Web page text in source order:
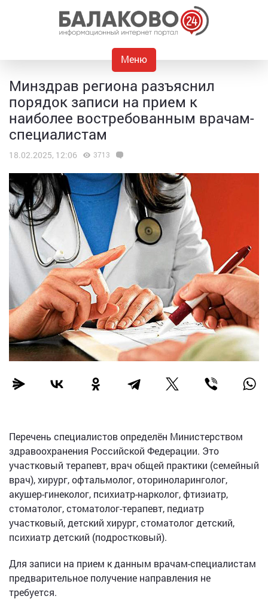
Меню
Минздрав региона разъяснил
порядок записи на прием к
наиболее востребованным врачам-
специалистам
18.02.2025, 12:06 3713
Перечень специалистов определён Министерством
здравоохранения Российской Федерации. Это
участковый терапевт, врач общей практики (семейный
врач), хирург, офтальмолог, оториноларинголог,
акушер-гинеколог, психиатр-нарколог, фтизиатр,
стоматолог, стоматолог-терапевт, педиатр
участковый, детский хирург, стоматолог детский,
психиатр детский (подростковый).
Для записи на прием к данным врачам-специалистам
предварительное получение направления не
требуется.